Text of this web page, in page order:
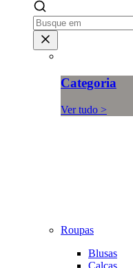
Categoria
Ver tudo >
Roupas
Blusas
Calças